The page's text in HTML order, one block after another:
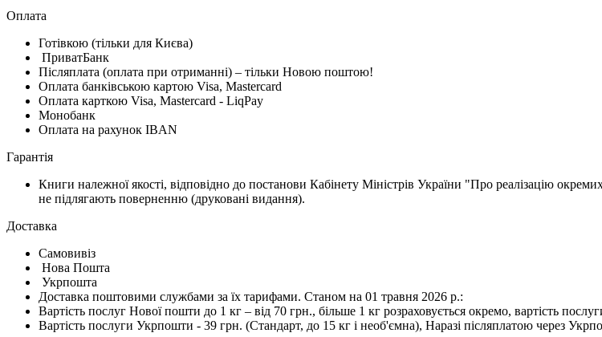
Оплата
Готівкою (тільки для Києва)
ПриватБанк
Післяплата (оплата при отриманні) – тільки Новою поштою!
Оплата банківською картою Visa, Mastercard
Оплата карткою Visa, Mastercard - LiqPay
Монобанк
Оплата на рахунок IBAN
Гарантiя
Книги належної якості, відповідно до постанови Кабінету Міністрів України "Про реалізацію
не підлягають поверненню (друковані видання).
Доставка
Самовивіз
Нова Пошта
Укрпошта
Доставка поштовими службами за їх тарифами. Станом на 01 травня 2026 р.:
Вартість послуг Нової пошти до 1 кг – від 70 грн., більше 1 кг розраховується окремо, вартість
Вартість послуги Укрпошти - 39 грн. (Стандарт, до 15 кг і необ'ємна), Наразі післяплатою через